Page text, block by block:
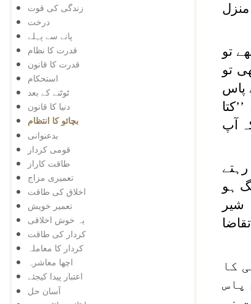
زندگی کی قوت
درخت
پانے سے پہلے
قدرت کا نظام
قدرت کا قانون
استحکام
ٹوٹنے کے بعد
دنیا کا قانون
بچائو کا انتظام
بدعنوانی
قومی کردار
طاقت کاراز
تعمیری مزاج
اخلاق کی طاقت
تعمیر خویش
یہ خوش اخلاقی
کردار کی طاقت
کردار کا معاملہ
اچھا معاشرہ
اعتبار پیدا کیجئے
آسان حل
تو
تو
پاس
آپ
ہو
شیر
کا
پاس